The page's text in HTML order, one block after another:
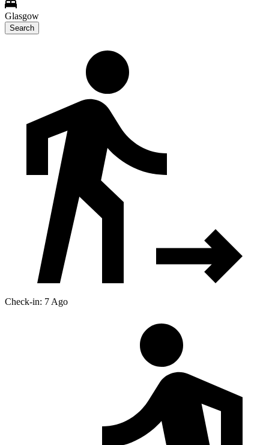
Glasgow
Search
Check-in: 7 Ago